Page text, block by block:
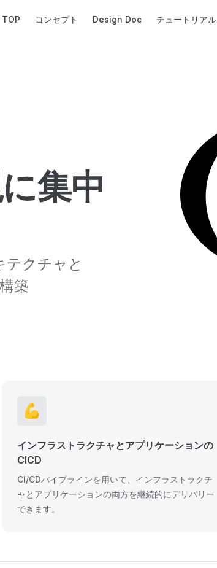
TOP コンセプト Design Doc チュートリアル
集中
クチャと
築
💪
インフラストラクチャとアプリケーションの
CICD
CI/CDパイプラインを用いて、インフラストラクチ
ャとアプリケーションの両方を継続的にデリバリー
できます。